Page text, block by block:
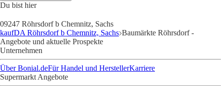
Du bist hier
09247 Röhrsdorf b Chemnitz, Sachs
kaufDA Röhrsdorf b Chemnitz, Sachs Baumärkte Röhrsdorf -
Angebote und aktuelle Prospekte
Unternehmen
Über Bonial.deFür Handel und HerstellerKarriere
Supermarkt Angebote